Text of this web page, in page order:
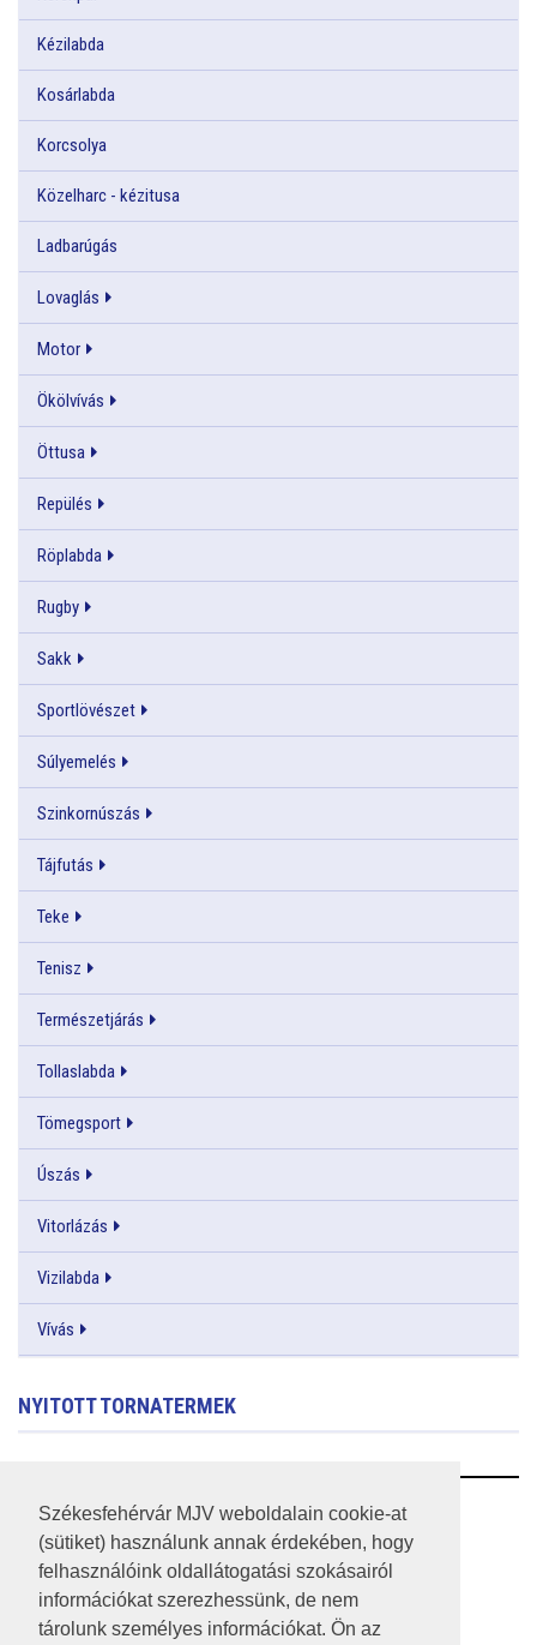
Székesfehérvár MJV weboldalain cookie-at
(sütiket) használunk annak érdekében, hogy
felhasználóink oldallátogatási szokásairól
információkat szerezhessünk, de nem
tárolunk személyes információkat. Ön az
Kézilabda
Kosárlabda
Korcsolya
Közelharc - kézitusa
Ladbarúgás
Lovaglás
Motor
Ökölvívás
Öttusa
Repülés
Röplabda
Rugby
Sakk
Sportlövészet
Súlyemelés
Szinkornúszás
Tájfutás
Teke
Tenisz
Természetjárás
Tollaslabda
Tömegsport
Úszás
Vitorlázás
Vizilabda
Vívás
NYITOTT TORNATERMEK
RSS
A HONLAP 2017.03.31-I ÁLLAPOTA
JOGI NYILATKOZAT